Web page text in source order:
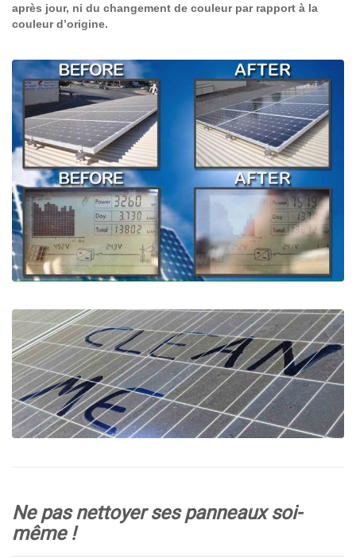
après jour, ni du changement de couleur par rapport à la
couleur d’origine.
Ne pas nettoyer ses panneaux soi-
même !